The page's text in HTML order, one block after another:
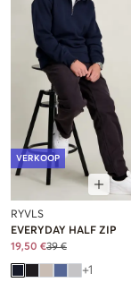
VERKOOP
RYVLS
EVERYDAY HALF ZIP
19,50 €39 €
+1